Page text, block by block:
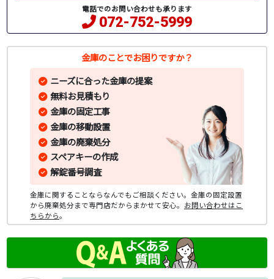
電話でのお問い合わせも承ります
072-752-5999
金庫のことでお困りですか？
ニーズに合った金庫の提案
無料お見積もり
金庫の固定工事
金庫の移動設置
金庫の廃棄処分
スペアキーの作成
解錠番号調査
金庫に関することならなんでもご相談ください。金庫の固定設置
から廃棄処分まで専門店だからまかせて安心。 お問い合わせはこ
ちらから。